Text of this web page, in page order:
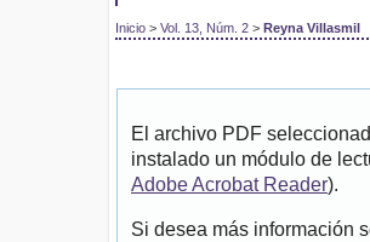
Inicio > Vol. 13, Núm. 2 > Reyna Villasmil
El archivo PDF
instalado un módulo de
Adobe Acrobat Reader).
Si desea más información